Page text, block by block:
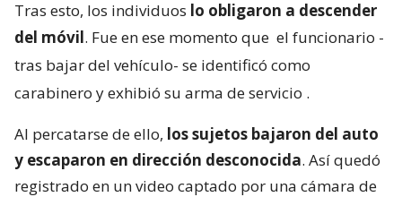
Tras esto, los individuos lo obligaron a descender
del móvil. Fue en ese momento que el funcionario -
tras bajar del vehículo- se identificó como
carabinero y exhibió su arma de servicio .
Al percatarse de ello, los sujetos bajaron del auto
y escaparon en dirección desconocida. Así quedó
registrado en un video captado por una cámara de